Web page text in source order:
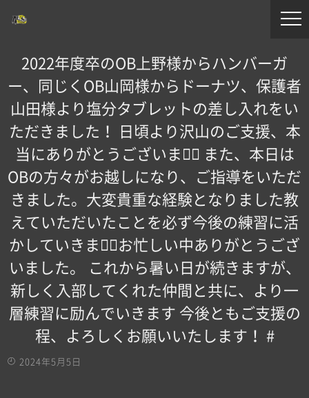
2022年度卒のOB上野様からハンバーガ
ー、同じくOB山岡様からドーナツ、保護者
山田様より塩分タブレットの差し入れをい
ただきました！ 日頃より沢山のご支援、本
当にありがとうございます🏻 また、本日は
OBの方々がお越しになり、ご指導をいただ
きました。大変貴重な経験となりました教
えていただいたことを必ず今後の練習に活
かしていきます🏻お忙しい中ありがとうござ
いました。 これから暑い日が続きますが、
新しく入部してくれた仲間と共に、より一
層練習に励んでいきます️ 今後ともご支援の
程、よろしくお願いいたします！ #
2024年5月5日